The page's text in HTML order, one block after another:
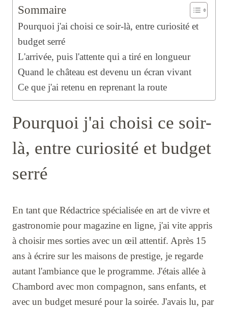
Sommaire
Pourquoi j'ai choisi ce soir-là, entre curiosité et
budget serré
L'arrivée, puis l'attente qui a tiré en longueur
Quand le château est devenu un écran vivant
Ce que j'ai retenu en reprenant la route
Pourquoi j'ai choisi ce soir-
là, entre curiosité et budget
serré
En tant que Rédactrice spécialisée en art de vivre et
gastronomie pour magazine en ligne, j'ai vite appris
à choisir mes sorties avec un œil attentif. Après 15
ans à écrire sur les maisons de prestige, je regarde
autant l'ambiance que le programme. J'étais allée à
Chambord avec mon compagnon, sans enfants, et
avec un budget mesuré pour la soirée. J'avais lu, par